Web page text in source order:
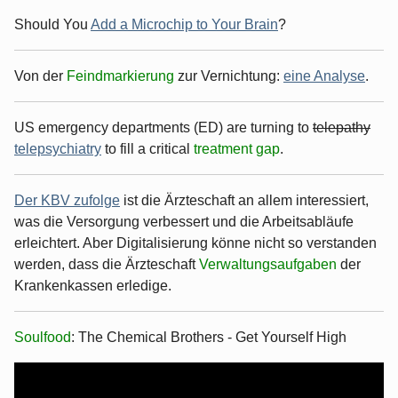
Should You Add a Microchip to Your Brain?
Von der Feindmarkierung zur Vernichtung: eine Analyse.
US emergency departments (ED) are turning to telepathy
telepsychiatry to fill a critical treatment gap.
Der KBV zufolge ist die Ärzteschaft an allem interessiert,
was die Versorgung verbessert und die Arbeitsabläufe
erleichtert. Aber Digitalisierung könne nicht so verstanden
werden, dass die ÄrzteschaftVerwaltungsaufgaben der
Krankenkassen erledige.
Soulfood: The Chemical Brothers - Get Yourself High